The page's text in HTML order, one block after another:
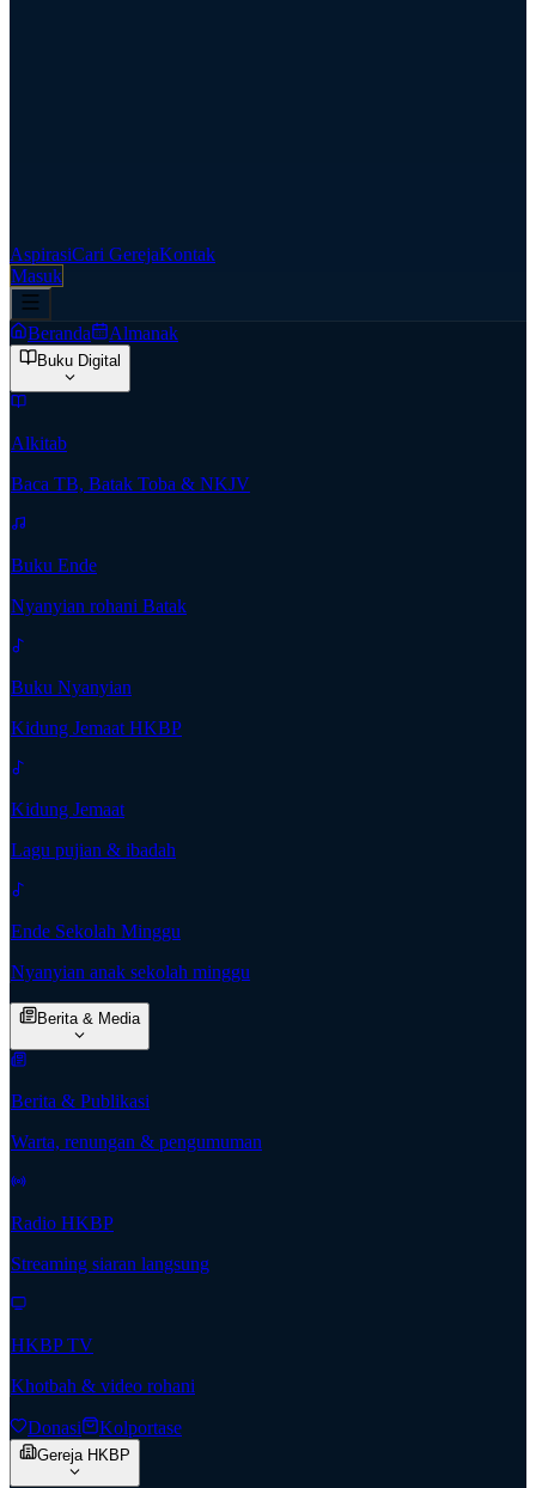
AspirasiCari GerejaKontak
Masuk
Beranda Almanak
Buku Digital
Alkitab
Baca TB, Batak Toba & NKJV
Buku Ende
Nyanyian rohani Batak
Buku Nyanyian
Kidung Jemaat HKBP
Kidung Jemaat
Lagu pujian & ibadah
Ende Sekolah Minggu
Nyanyian anak sekolah minggu
Berita & Media
Berita & Publikasi
Warta, renungan & pengumuman
Radio HKBP
Streaming siaran langsung
HKBP TV
Khotbah & video rohani
Donasi Kolportase
Gereja HKBP